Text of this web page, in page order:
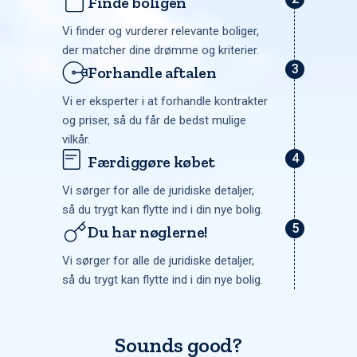
Vi finder og vurderer relevante boliger,
der matcher dine drømme og kriterier.
Forhandle aftalen
Vi er eksperter i at forhandle kontrakter
og priser, så du får de bedst mulige
vilkår.
Færdiggøre købet
Vi sørger for alle de juridiske detaljer,
så du trygt kan flytte ind i din nye bolig.
Du har nøglerne!
Vi sørger for alle de juridiske detaljer,
så du trygt kan flytte ind i din nye bolig.
Sounds good?